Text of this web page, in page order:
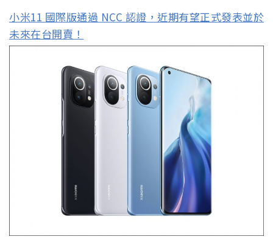
小米11 國際版通過 NCC 認證，近期有望正式發表並於
未來在台開賣！